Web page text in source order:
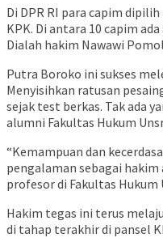
Di DPR RI para capim
KPK. Di antara 10 capim
Dialah hakim Nawawi
Putra Boroko ini sukses
Menyisihkan ratusan
sejak test berkas. Tak ada
alumni Fakultas Hukum
“Kemampuan dan
pengalaman sebagai
profesor di Fakultas Hukum
Hakim tegas ini terus
di tahap terakhir di pansel